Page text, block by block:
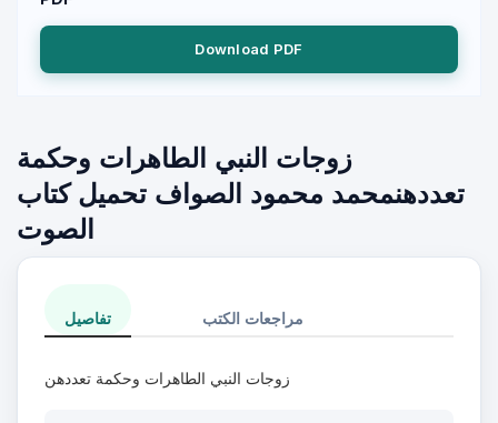
Download PDF
زوجات النبي الطاهرات وحكمة
تعددهنمحمد محمود الصواف تحميل كتاب
الصوت
تفاصيل مراجعات الكتب
زوجات النبي الطاهرات وحكمة تعددهن